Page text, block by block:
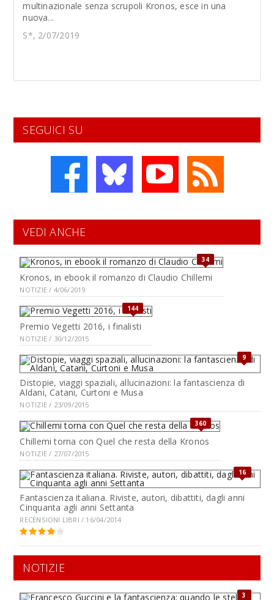
multinazionale senza scrupoli Kronos, esce in una
nuova...
S*, 2/07/2019
SEGUICI SU
VEDI ANCHE
34
Kronos, in ebook il romanzo di Claudio Chillemi
NOTIZIE / 4/06/2019
144
Premio Vegetti 2016, i finalisti
NOTIZIE / 30/12/2015
9
Distopie, viaggi spaziali, allucinazioni: la fantascienza di
Aldani, Catani, Curtoni e Musa
NOTIZIE / 23/09/2015
360
Chillemi torna con Quel che resta della Kronos
NOTIZIE / 27/07/2015
16
Fantascienza italiana. Riviste, autori, dibattiti, dagli anni
Cinquanta agli anni Settanta
RECENSIONI LIBRI / 16/04/2014
NOTIZIE
3